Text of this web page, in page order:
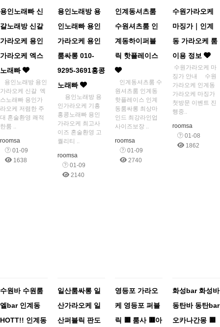
용인노래빠 신
갈노래방 신갈
가라오케 용인
가라오케 엑스
노래빠
용인노래방 용인
가라오케 신갈 엑
스노래빠 용인가
라오케 저렴한 주
대 혼술환영 쾌적
한룸 ..
roomsa
01-09
1638
용인노래방 용
인노래빠 용인
가라오케 용인
룸싸롱 010-
9295-3691홍콩
노래빠
용인노래방 용
인가라오케 기흥
홍콩노래빠 용인
가라오케 최고사
이즈 혼술환영 고
퀄리티 ..
roomsa
01-09
2140
인계동셔츠룸
수원셔츠룸 인
계동하이퍼블
릭 핫플레이스
인계동셔츠룸 수
원셔츠룸 인계동
핫플레이스 인계
동룸싸롱 최상마
인드 최강라인업
사이즈보장 ..
roomsa
01-09
2740
수원가라오케
마징가｜인계
동 가라오케 룸
이용 정보
수원가라오케 마
징가 안내 수원
가라오케 인계동
가라오케 마징가
첫방문 이벤트 진
행중..
roomsa
01-08
1862
수원바 수원룸
엘bar 인계동
HOTT!! 인계동
일산룸싸롱 일
산가라오케 일
산퍼블릭 판도
영등포 가라오
케 영등포 퍼블
릭 🟥 룸사 🟥아
화성bar 화성바
동탄바 동탄bar
오카나간몽 🟥